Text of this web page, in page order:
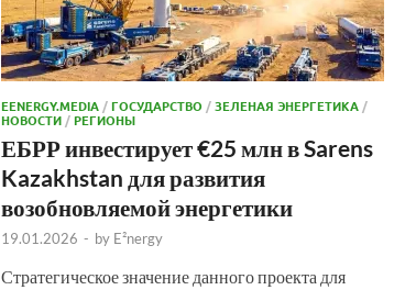
EENERGY.MEDIA /ГОСУДАРСТВО /ЗЕЛЕНАЯ ЭНЕРГЕТИКА /
НОВОСТИ /РЕГИОНЫ
ЕБРР инвестирует €25 млн в Sarens
Kazakhstan для развития
возобновляемой энергетики
19.01.2026 - by E²nergy
Стратегическое значение данного проекта для